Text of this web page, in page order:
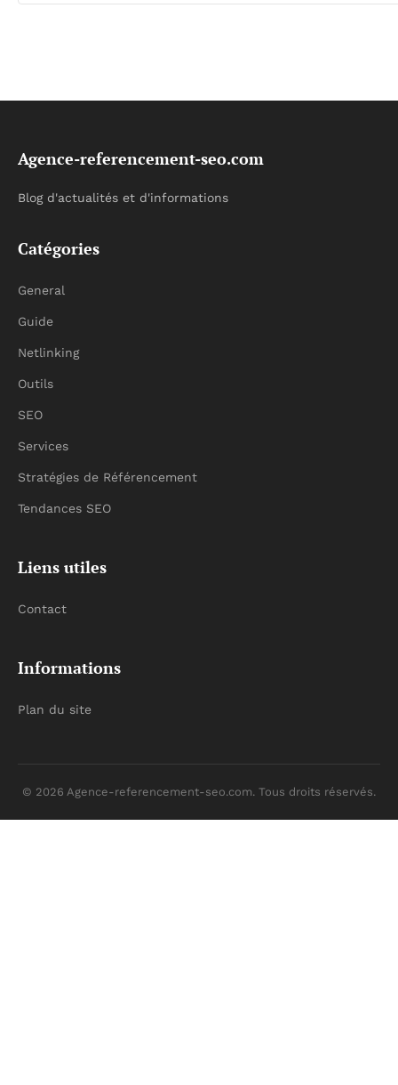
Agence-referencement-seo.com
Blog d'actualités et d'informations
Catégories
General
Guide
Netlinking
Outils
SEO
Services
Stratégies de Référencement
Tendances SEO
Liens utiles
Contact
Informations
Plan du site
© 2026 Agence-referencement-seo.com. Tous droits réservés.